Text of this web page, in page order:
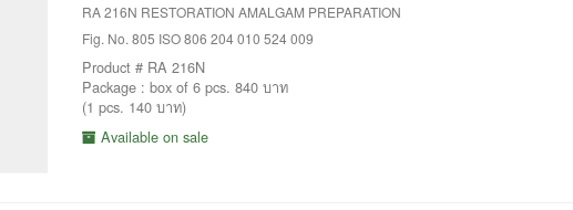
RA 216N RESTORATION AMALGAM PREPARATION
Fig. No. 805 ISO 806 204 010 524 009
Product # RA 216N
Package : box of 6 pcs. 840 บาท
(1 pcs. 140 บาท)
Available on sale